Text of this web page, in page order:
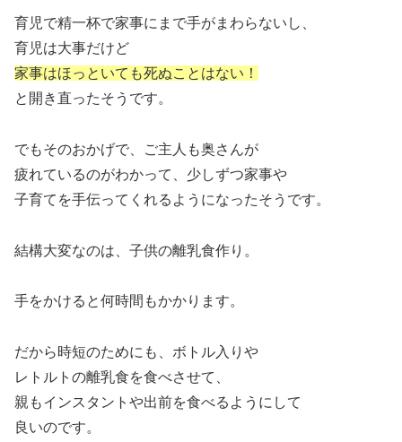
育児で精一杯で家事にまで手がまわらないし、
育児は大事だけど
家事はほっといても死ぬことはない！
と開き直ったそうです。
でもそのおかげで、ご主人も奥さんが
疲れているのがわかって、少しずつ家事や
子育てを手伝ってくれるようになったそうです。
結構大変なのは、子供の離乳食作り。
手をかけると何時間もかかります。
だから時短のためにも、ボトル入りや
レトルトの離乳食を食べさせて、
親もインスタントや出前を食べるようにして
良いのです。